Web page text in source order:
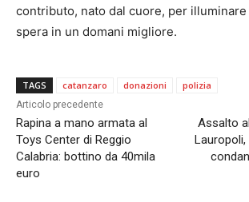
contributo, nato dal cuore, per
spera in un domani migliore.
TAGS catanzaro donazioni polizia
Articolo precedente
Rapina a mano armata al
Toys Center di Reggio
Calabria: bottino da 40mila
euro
Assalto